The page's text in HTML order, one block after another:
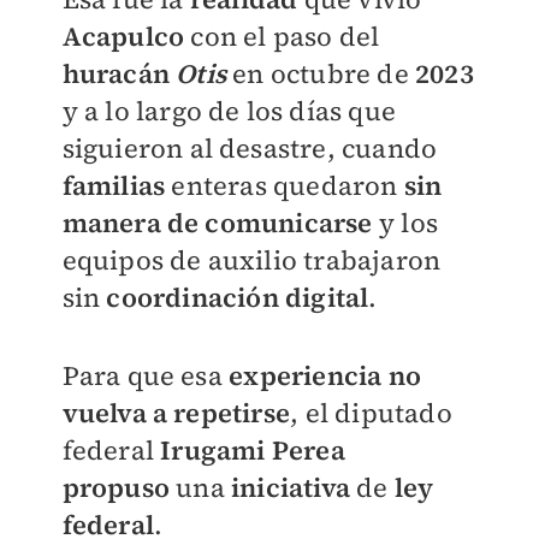
Acapulco con el paso del
huracán Otis en octubre de 2023
y a lo largo de los días que
siguieron al desastre, cuando
familias enteras quedaron sin
manera de comunicarse y los
equipos de auxilio trabajaron
sin coordinación digital.
Para que esa experiencia no
vuelva a repetirse, el diputado
federalIrugami Perea
propusounainiciativade ley
federal.